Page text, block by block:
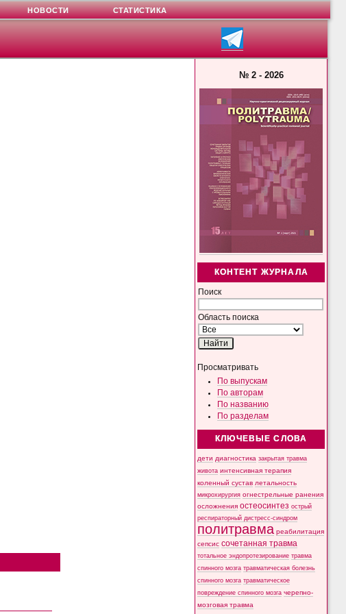
№ 2 - 2026
КОНТЕНТ ЖУРНАЛА
Поиск
Область поиска
Просматривать
По выпускам
По авторам
По названию
По разделам
КЛЮЧЕВЫЕ СЛОВА
дети диагностика закрытая травма
живота интенсивная терапия
коленный сустав летальность
микрохирургия огнестрельные ранения
осложнения остеосинтез острый
респираторный дистресс-синдром
политравма реабилитация
сепсис сочетанная травма
тотальное эндопротезирование травма
спинного мозга травматическая болезнь
спинного мозга травматическое
повреждение спинного мозга черепно-
мозговая травма
НОВОСТИ СТАТИСТИКА